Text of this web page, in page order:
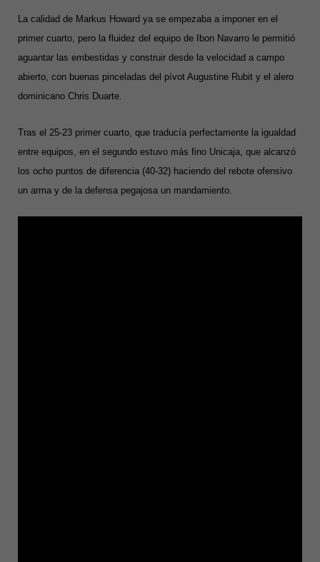
La calidad de Markus Howard ya se empezaba a imponer en el
primer cuarto, pero la fluidez del equipo de Ibon Navarro le permitió
aguantar las embestidas y construir desde la velocidad a campo
abierto, con buenas pinceladas del pívot Augustine Rubit y el alero
dominicano Chris Duarte.
Tras el 25-23 primer cuarto, que traducía perfectamente la igualdad
entre equipos, en el segundo estuvo más fino Unicaja, que alcanzó
los ocho puntos de diferencia (40-32) haciendo del rebote ofensivo
un arma y de la defensa pegajosa un mandamiento.